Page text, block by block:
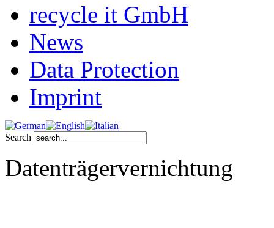
recycle it GmbH
News
Data Protection
Imprint
Search
Datenträgervernichtung